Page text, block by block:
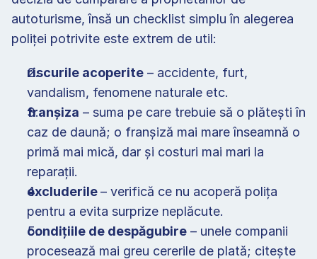
autoturisme, însă un checklist simplu în alegerea
poliței potrivite este extrem de util:
riscurile acoperite – accidente, furt,
vandalism, fenomene naturale etc.
franșiza – suma pe care trebuie să o plătești în
caz de daună; o franșiză mai mare înseamnă o
primă mai mică, dar și costuri mai mari la
reparații.
excluderile – verifică ce nu acoperă polița
pentru a evita surprize neplăcute.
condițiile de despăgubire – unele companii
procesează mai greu cererile de plată; citește